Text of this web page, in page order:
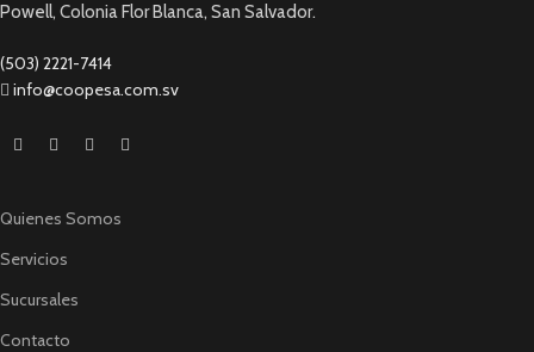
Powell, Colonia Flor Blanca, San Salvador.
(503) 2221-7414
info@coopesa.com.sv
Quienes Somos
Servicios
Sucursales
Contacto